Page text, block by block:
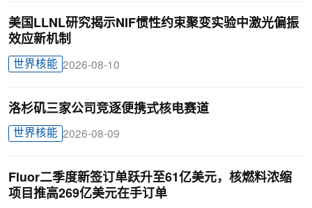
美国LLNL研究揭示NIF惯性约束聚变实验中激光偏振
效应新机制
世界核能 2026-08-10
洛杉矶三家公司竞逐便携式核电赛道
世界核能 2026-08-09
Fluor二季度新签订单跃升至61亿美元，核燃料浓缩
项目推高269亿美元在手订单